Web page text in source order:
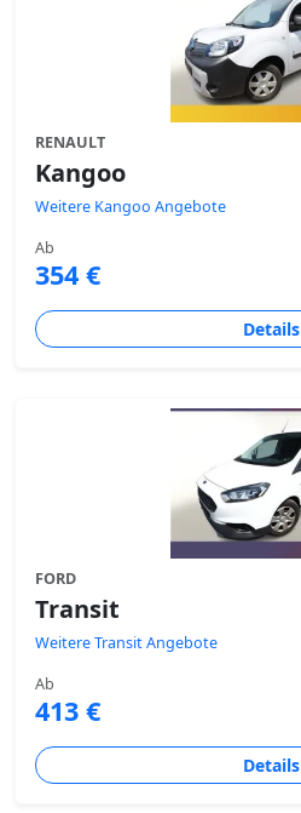
RENAULT
Kangoo
Weitere Kangoo Angebote
Ab
354 €
Details
FORD
Transit
Weitere Transit Angebote
Ab
413 €
Details